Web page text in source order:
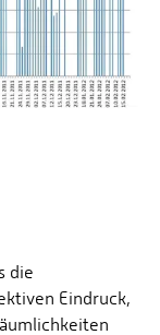
die
Eindruck,